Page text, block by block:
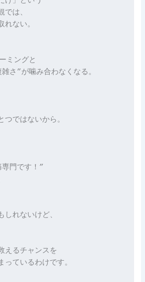
では、
れない。
ミングと
さ”が噛み合わなくなる。
つではないから。
門です！”
しれないけど、
えるチャンスを
っているわけです。